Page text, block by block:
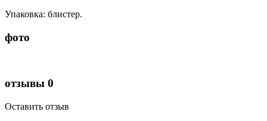
Упаковка: блистер.
фото
отзывы 0
Оставить отзыв